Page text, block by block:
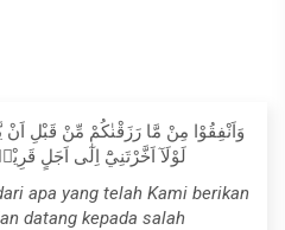
وَاَنْفِقُوْا مِنْ مَّا رَزَقْنٰكُمْ مِّنْ قَبْلِ
لَوْلَآ اَخَّرْتَنِيْٓ اِلٰٓى اَجَلٍ
apa yang telah Kami berikan
datang kepada salah